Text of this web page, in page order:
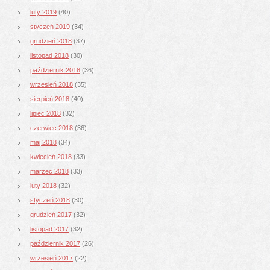
luty 2019 (40)
styczeń 2019 (34)
grudzień 2018 (37)
listopad 2018 (30)
październik 2018 (36)
wrzesień 2018 (35)
sierpień 2018 (40)
lipiec 2018 (32)
czerwiec 2018 (36)
maj 2018 (34)
kwiecień 2018 (33)
marzec 2018 (33)
luty 2018 (32)
styczeń 2018 (30)
grudzień 2017 (32)
listopad 2017 (32)
październik 2017 (26)
wrzesień 2017 (22)